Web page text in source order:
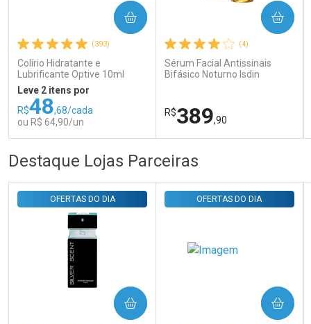
Comprar sem Desconto
Por R$ 29,30/cada
Comprar sem Desconto
Por R$ 29,30/cada
(393)
Colírio Hidratante e
Lubrificante Optive 10ml
Leve 2 itens por
R$48,68/cada
ou R$ 64,90/un
COMPRAR
FECHAR
Laboratório
FECHAR
Por Menos
(4)
Sérum Facial Antissinais
Bifásico Noturno Isdin
R$389,90
COMPRAR
Destaque Lojas Parceiras
OFERTAS DO DIA
COMPRAR
OFERTAS DO DIA
COMPRAR